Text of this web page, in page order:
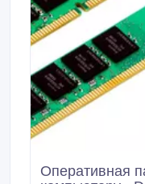
Оперативная